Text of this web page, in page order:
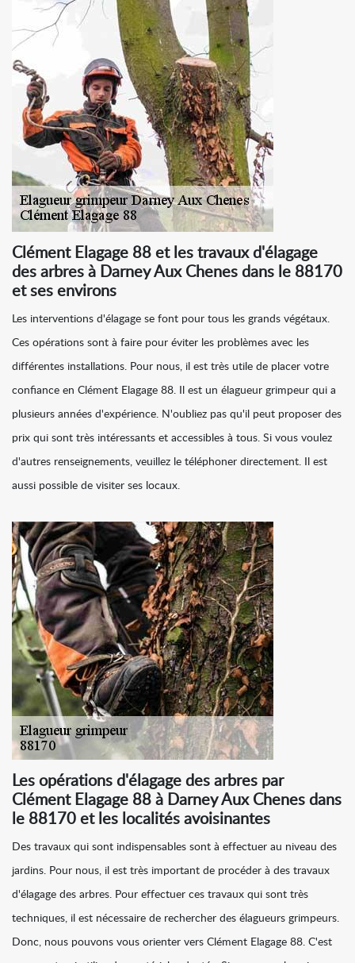
Clément Elagage 88 et les travaux d'élagage
des arbres à Darney Aux Chenes dans le 88170
et ses environs
Les interventions d'élagage se font pour tous les grands végétaux.
Ces opérations sont à faire pour éviter les problèmes avec les
différentes installations. Pour nous, il est très utile de placer votre
confiance en Clément Elagage 88. Il est un élagueur grimpeur qui a
plusieurs années d'expérience. N'oubliez pas qu'il peut proposer des
prix qui sont très intéressants et accessibles à tous. Si vous voulez
d'autres renseignements, veuillez le téléphoner directement. Il est
aussi possible de visiter ses locaux.
Les opérations d'élagage des arbres par
Clément Elagage 88 à Darney Aux Chenes dans
le 88170 et les localités avoisinantes
Des travaux qui sont indispensables sont à effectuer au niveau des
jardins. Pour nous, il est très important de procéder à des travaux
d'élagage des arbres. Pour effectuer ces travaux qui sont très
techniques, il est nécessaire de rechercher des élagueurs grimpeurs.
Donc, nous pouvons vous orienter vers Clément Elagage 88. C'est